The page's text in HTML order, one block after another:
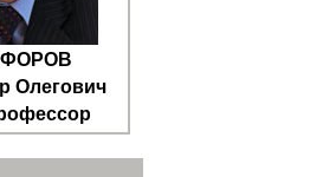
Олегович